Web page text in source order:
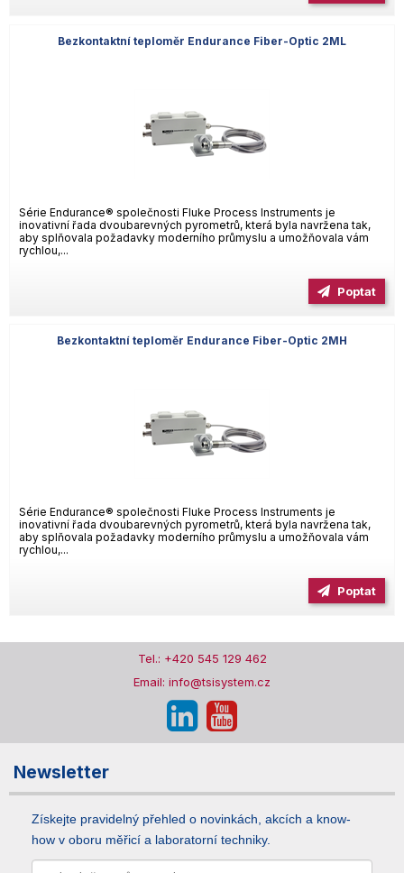
Bezkontaktní teploměr Endurance Fiber-Optic 2ML
Série Endurance® společnosti Fluke Process Instruments je
inovativní řada dvoubarevných pyrometrů, která byla navržena tak,
aby splňovala požadavky moderního průmyslu a umožňovala vám
rychlou,...
Poptat
Bezkontaktní teploměr Endurance Fiber-Optic 2MH
Série Endurance® společnosti Fluke Process Instruments je
inovativní řada dvoubarevných pyrometrů, která byla navržena tak,
aby splňovala požadavky moderního průmyslu a umožňovala vám
rychlou,...
Poptat
Tel.: +420 545 129 462
Email: info@tsisystem.cz
Newsletter
Získejte pravidelný přehled o novinkách, akcích a know-
how v oboru měřicí a laboratorní techniky.